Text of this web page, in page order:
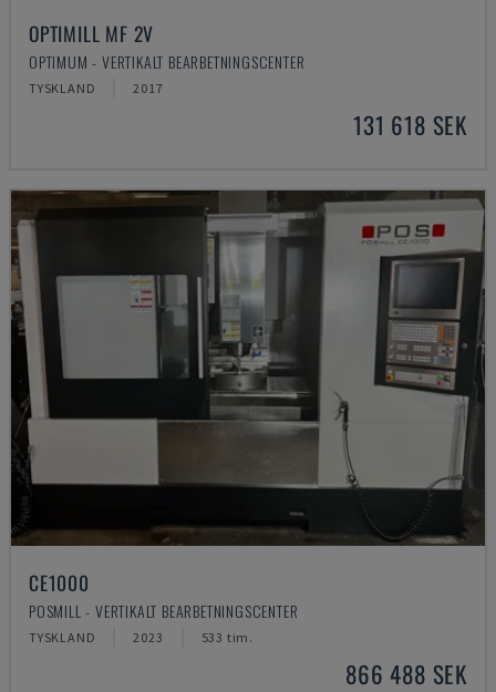
OPTIMILL MF 2V
OPTIMUM - VERTIKALT BEARBETNINGSCENTER
TYSKLAND 2017
131 618 SEK
CE1000
POSMILL - VERTIKALT BEARBETNINGSCENTER
TYSKLAND 2023 533 tim.
866 488 SEK